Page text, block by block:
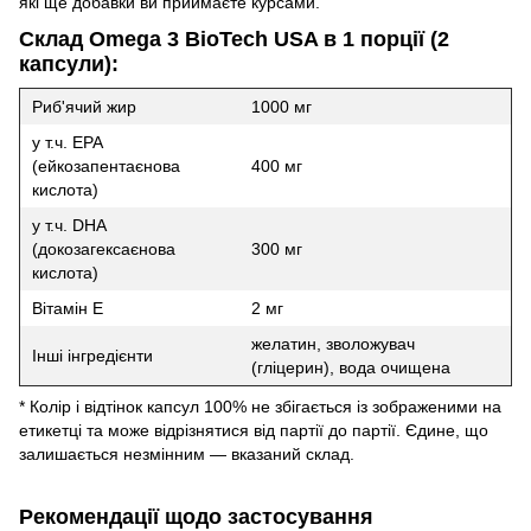
Склад Omega 3 BioTech USA в 1 порції (2
капсули):
Риб'ячий жир
1000 мг
у т.ч. EPA
(ейкозапентаєнова
кислота)
400 мг
у т.ч. DHA
(докозагексаєнова
кислота)
300 мг
Вітамін Е 2 мг
Інші інгредієнти
желатин, зволожувач
(гліцерин), вода очищена
* Колір і відтінок капсул 100% не збігається із зображеними на
етикетці та може відрізнятися від партії до партії. Єдине, що
залишається незмінним — вказаний склад.
Рекомендації щодо застосування